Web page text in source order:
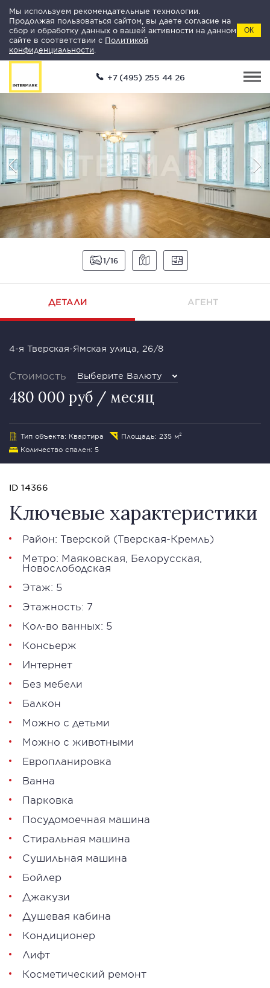
Мы используем рекомендательные технологии.
Продолжая пользоваться сайтом, вы даете согласие на
сбор и обработку данных о вашей активности на данном
сайте в соответствии с Политикой
конфиденциальности
ОК
+7 (495) 255 44 26
1 16
ДЕТАЛИ АГЕНТ
4-я Тверская-Ямская улица, 26/8
Стоимость Выберите Валюту
480 000 руб / месяц
Тип объекта: Квартира
Площадь: 235 м²
Количество спален: 5
ID 14366
Ключевые характеристики
Район: Тверской (Тверская-Кремль)
Метро: Маяковская Белорусская
Новослободская
Этаж: 5
Этажность: 7
Кол-во ванных: 5
Консьерж
Интернет
Без мебели
Балкон
Можно с детьми
Можно с животными
Европланировка
Ванна
Парковка
Посудомоечная машина
Стиральная машина
Сушильная машина
Бойлер
Джакузи
Душевая кабина
Кондиционер
Лифт
Косметический ремонт